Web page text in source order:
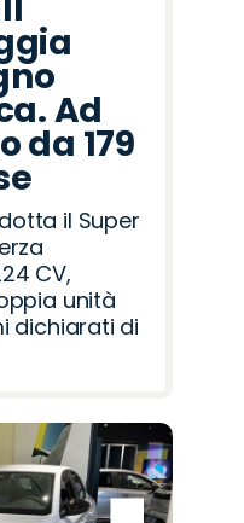
Ad
da 179
il Super
CV,
unità
dichiarati di